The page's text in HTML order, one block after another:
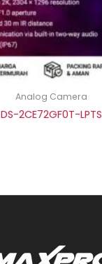
Analog Camera
DS-2CE72GF0T-LPTS